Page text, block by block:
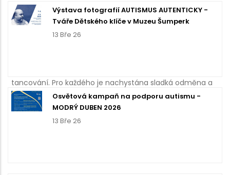
rozcvička, s mladšími dětmi rozběhání. Cvičíme na
obvyklých stanovištích – lavečka, ježci, trampolína, hod
na koš…., pro cvičence máme deníčky, kam lepíme
tancování. Pro každého je nachystána sladká odměna a
vždy kousek času na legraci. Děkujeme za podporu a
možnost pracovat s báječnými dětmi!
Výstava fotografií AUTISMUS AUTENTICKY -
Tváře Dětského klíče v Muzeu Šumperk
13 Bře 26
Osvětová kampaň na podporu autismu -
MODRÝ DUBEN 2026
13 Bře 26